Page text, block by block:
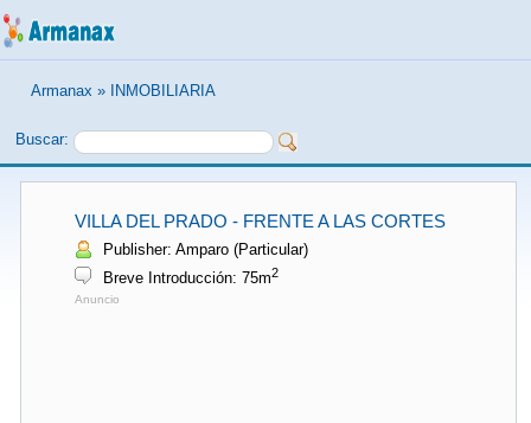
Armanax » INMOBILIARIA
Buscar:
VILLA DEL PRADO - FRENTE A LAS CORTES
Publisher: Amparo (Particular)
Breve Introducción: 75m2
Anuncio